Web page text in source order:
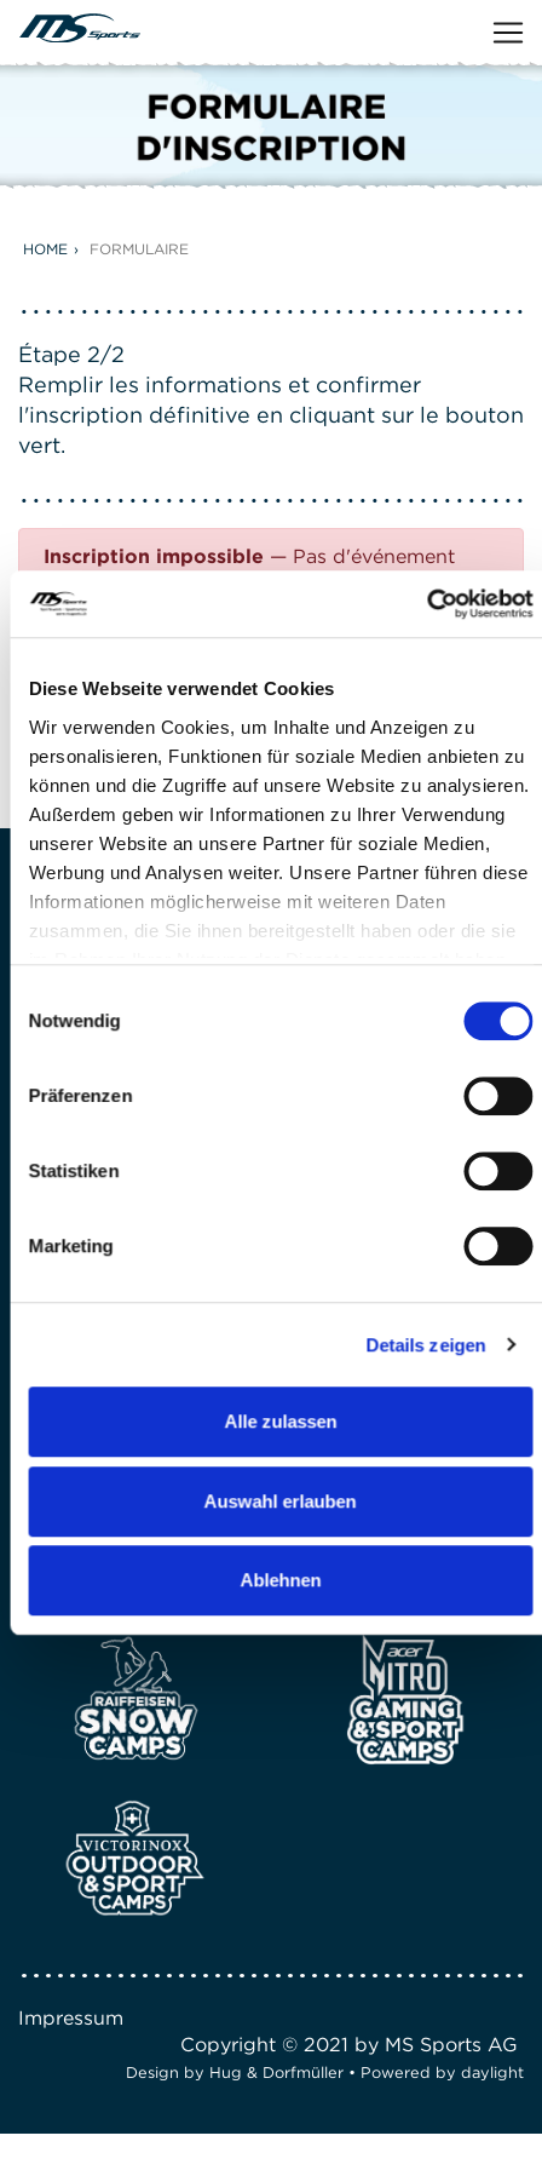
Diese Webseite verwendet Cookies
Wir verwenden Cookies, um Inhalte und Anzeigen zu
personalisieren, Funktionen für soziale Medien anbieten zu
können und die Zugriffe auf unsere Website zu analysieren.
Außerdem geben wir Informationen zu Ihrer Verwendung
unserer Website an unsere Partner für soziale Medien,
Werbung und Analysen weiter. Unsere Partner führen diese
Informationen möglicherweise mit weiteren Daten
zusammen, die Sie ihnen bereitgestellt haben oder die sie
Notwendig
Präferenzen
Statistiken
Marketing
Details zeigen
Alle zulassen
Auswahl erlauben
Ablehnen
HOME FORMULAIRE
Étape 2/2
Remplir les informations et confirmer
l'inscription définitive en cliquant sur le bouton
vert.
Inscription impossible — Pas d'événement
Avez-vous des questions?
Téléphone: +41 41 260 33 67
E-Mail: info@mssports.ch
MS Sports AG • Sonnenrain 3b • CH-6221
Rickenbach
Telefon: +41 41 260 33 67 • E-
Impressum
Copyright © 2021 by MS Sports AG
Design by Hug & Dorfmüller • Powered by daylight